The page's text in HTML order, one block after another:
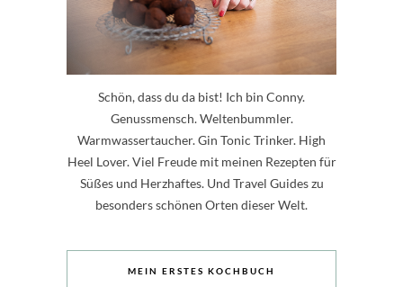
Schön, dass du da bist! Ich bin Conny.
Genussmensch. Weltenbummler.
Warmwassertaucher. Gin Tonic Trinker. High
Heel Lover. Viel Freude mit meinen Rezepten für
Süßes und Herzhaftes. Und Travel Guides zu
besonders schönen Orten dieser Welt.
MEIN ERSTES KOCHBUCH